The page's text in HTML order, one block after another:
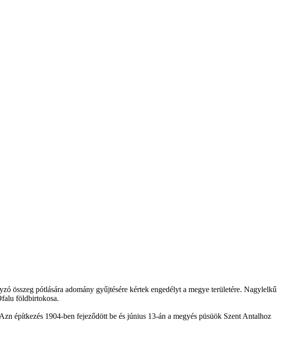
összeg pótlására adomány gyűjtésére kértek engedélyt a megye területére. Nagylelkű
földbirtokosa.
építkezés 1904-ben fejeződött be és június 13-án a megyés püsüök Szent Antalhoz